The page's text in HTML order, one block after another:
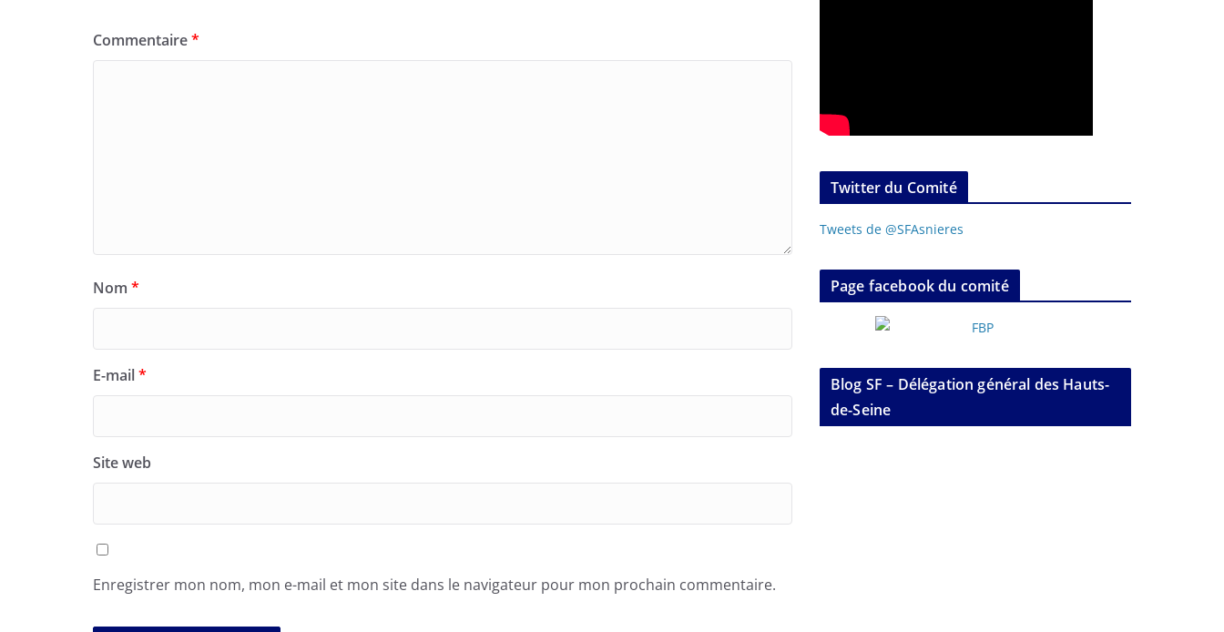
Commentaire*
Nom *
E-mail*
Site web
Enregistrer mon nom, mon e-mail et mon site dans le navigateur pour mon prochain commentaire.
Twitter du Comité
Tweets de @SFAsnieres
Page facebook du comité
Blog SF – Délégation général des Hauts-
de-Seine